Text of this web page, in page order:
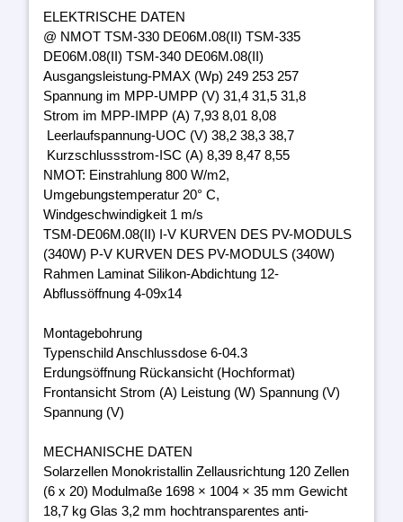
ELEKTRISCHE DATEN
@ NMOT TSM-330 DE06M.08(II) TSM-335
DE06M.08(II) TSM-340 DE06M.08(II)
Ausgangsleistung-PMAX (Wp) 249 253 257
Spannung im MPP-UMPP (V) 31,4 31,5 31,8
Strom im MPP-IMPP (A) 7,93 8,01 8,08
Leerlaufspannung-UOC (V) 38,2 38,3 38,7
Kurzschlussstrom-ISC (A) 8,39 8,47 8,55
NMOT: Einstrahlung 800 W/m2,
Umgebungstemperatur 20° C,
Windgeschwindigkeit 1 m/s
TSM-DE06M.08(II) I-V KURVEN DES PV-MODULS
(340W) P-V KURVEN DES PV-MODULS (340W)
Rahmen Laminat Silikon-Abdichtung 12-
Abflussöffnung 4-09x14
Montagebohrung
Typenschild Anschlussdose 6-04.3
Erdungsöffnung Rückansicht (Hochformat)
Frontansicht Strom (A) Leistung (W) Spannung (V)
Spannung (V)
MECHANISCHE DATEN
Solarzellen Monokristallin Zellausrichtung 120 Zellen
(6 x 20) Modulmaße 1698 × 1004 × 35 mm Gewicht
18,7 kg Glas 3,2 mm hochtransparentes anti-